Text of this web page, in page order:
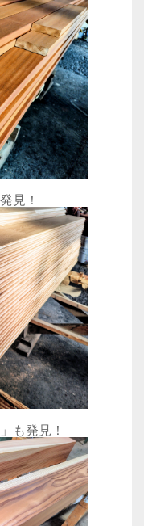
見！
も発見！